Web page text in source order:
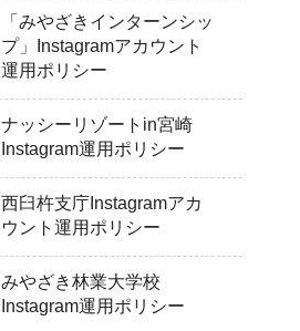
「みやざきインターンシッ
プ」Instagramアカウント
運用ポリシー
ナッシーリゾートin宮崎
Instagram運用ポリシー
西臼杵支庁Instagramアカ
ウント運用ポリシー
みやざき林業大学校
Instagram運用ポリシー